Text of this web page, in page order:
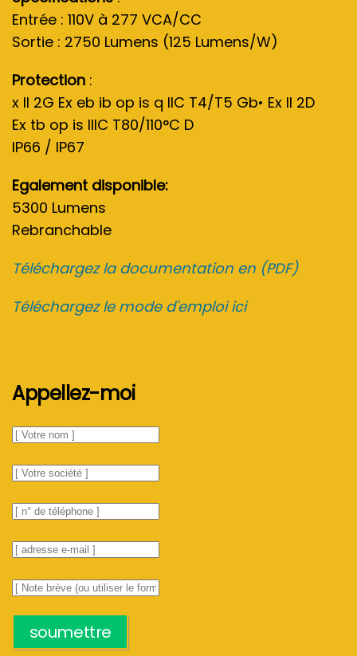
Entrée : 110V à 277 VCA/CC
Sortie : 2750 Lumens (125 Lumens/W)
Protection :
x II 2G Ex eb ib op is q IIC T4/T5 Gb• Ex II 2D
Ex tb op is IIIC T80/110°C D
IP66 / IP67
Egalement disponible:
5300 Lumens
Rebranchable
Téléchargez la documentation en (PDF)
Téléchargez le mode d'emploi ici
Appellez-moi
soumettre